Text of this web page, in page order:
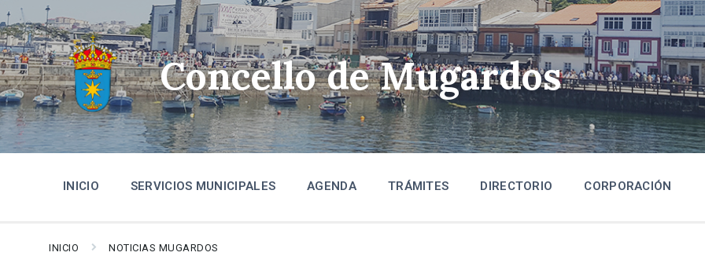
Skip
to
content
Skip
to
main
navigation
Skip
to
footer
Concello de Mugardos
INICIO SERVICIOS MUNICIPALES AGENDA TRÁMITES DIRECTORIO CORPORACIÓN
INICIO NOTICIAS MUGARDOS